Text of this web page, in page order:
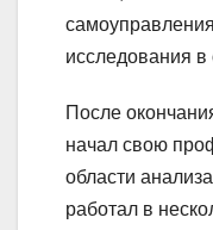
исследования в
После
начал свою
области
работал в